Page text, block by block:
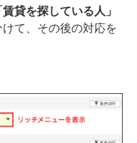
賃貸を探している人」
けて、その後の対応を